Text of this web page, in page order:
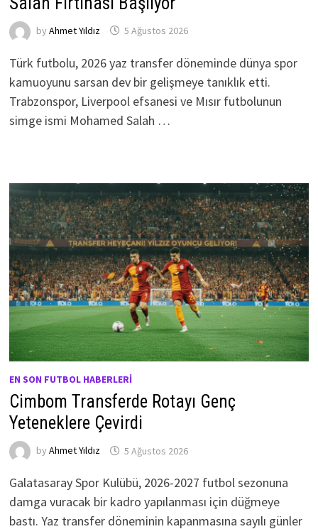
by Ahmet Yıldız 5 Ağustos 2026
Türk futbolu, 2026 yaz transfer döneminde dünya spor
kamuoyunu sarsan dev bir gelişmeye tanıklık etti.
Trabzonspor, Liverpool efsanesi ve Mısır futbolunun
simge ismi Mohamed Salah …
EN SON FUTBOL HABERLERI
Cimbom Transferde Rotayı Genç
Yeteneklere Çevirdi
by Ahmet Yıldız 5 Ağustos 2026
Galatasaray Spor Kulübü, 2026-2027 futbol sezonuna
damga vuracak bir kadro yapılanması için düğmeye
bastı. Yaz transfer döneminin kapanmasına sayılı günler